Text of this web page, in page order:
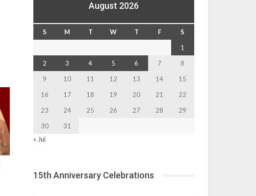
August 2026
S M T W T F
S
1
2
3 4 5 6 7
8
9
10 11 12 13 14
15
16
17 18 19 20 21
22
23
24 25 26 27 28
29
30
31
« Jul
15th Anniversary Celebrations